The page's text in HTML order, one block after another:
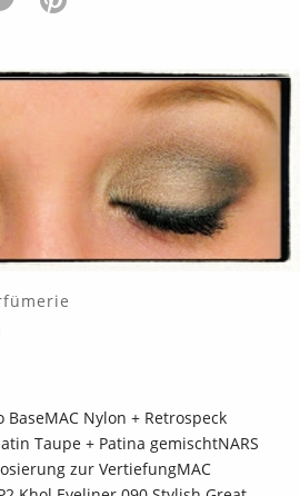
Nylon + Retrospeck
Taupe + Patina gemischtNARS
zur VertiefungMAC